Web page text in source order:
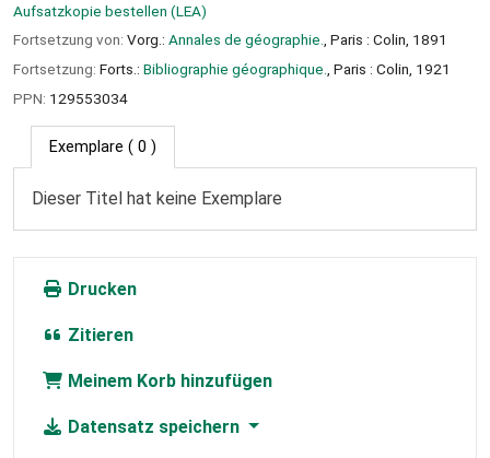
Aufsatzkopie bestellen (LEA)
Fortsetzung von: Vorg.: Annales de géographie., Paris : Colin, 1891
Fortsetzung: Forts.: Bibliographie géographique.
, Paris : Colin, 1921
PPN: 129553034
Exemplare ( 0 )
Dieser Titel hat keine Exemplare
Drucken
Zitieren
Meinem Korb hinzufügen
Datensatz speichern